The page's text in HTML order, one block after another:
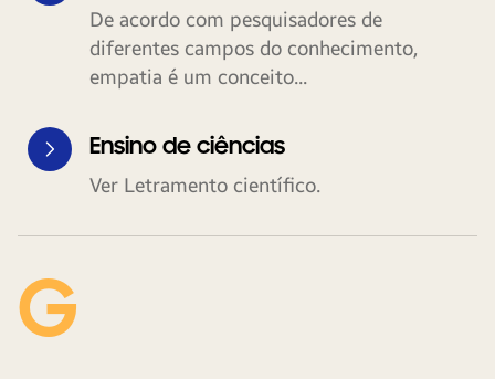
De acordo com pesquisadores de
diferentes campos do conhecimento,
empatia é um conceito...
Ensino de ciências
Ver Letramento científico.
G